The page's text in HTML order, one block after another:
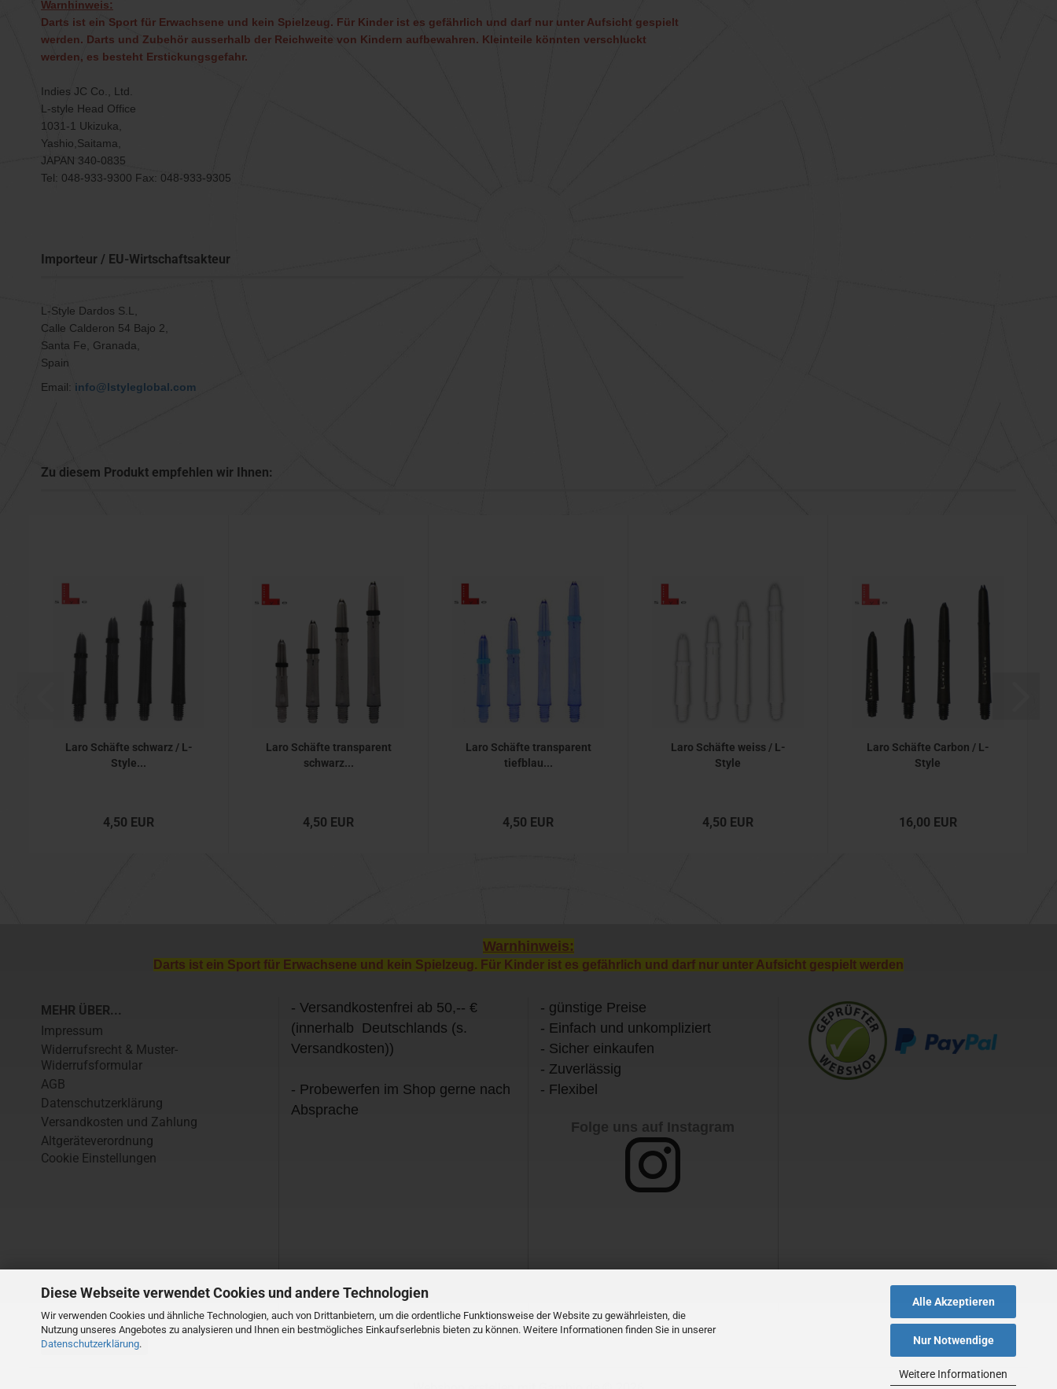
Diese Webseite verwendet Cookies und andere Technologien
Wir verwenden Cookies und ähnliche Technologien, auch von Drittanbietern, um die ordentliche Funktionsweise der Website zu gewährleisten, die
Nutzung unseres Angebotes zu analysieren und Ihnen ein bestmögliches Einkaufserlebnis bieten zu können. Weitere Informationen finden Sie in unserer
Datenschutzerklärung.
Alle Akzeptieren
Nur Notwendige
Weitere Informationen
Warnhinweis:
Darts ist ein Sport für Erwachsene und kein Spielzeug. Für Kinder ist es gefährlich und darf nur unter Aufsicht gespielt
werden. Darts und Zubehör ausserhalb der Reichweite von Kindern aufbewahren. Kleinteile könnten verschluckt
werden, es besteht Erstickungsgefahr.
Indies JC Co., Ltd.
L-style Head Office
1031-1 Ukizuka,
Yashio,Saitama,
JAPAN 340-0835
Tel: 048-933-9300 Fax: 048-933-9305
Importeur / EU-Wirtschaftsakteur
L-Style Dardos S.L,
Calle Calderon 54 Bajo 2,
Santa Fe, Granada,
Spain
Email: info@lstyleglobal.com
Zu diesem Produkt empfehlen wir Ihnen:
Laro Schäfte schwarz / L-
Style...
4,50 EUR
Laro Schäfte transparent
schwarz...
4,50 EUR
Laro Schäfte transparent
tiefblau...
4,50 EUR
Laro Schäfte weiss / L-
Style
4,50 EUR
Laro Schäfte Carbon / L-
Style
16,00 EUR
Warnhinweis:
Darts ist ein Sport für Erwachsene und kein Spielzeug. Für Kinder ist es gefährlich und darf nur unter Aufsicht gespielt werden
MEHR ÜBER...
Impressum
Widerrufsrecht & Muster-
Widerrufsformular
AGB
Datenschutzerklärung
Versandkosten und Zahlung
Altgeräteverordnung
Cookie Einstellungen
- Versandkostenfrei ab 50,-- €
(innerhalb Deutschlands (s.
Versandkosten))
- Probewerfen im Shop gerne nach
Absprache
- günstige Preise
- Einfach und unkompliziert
- Sicher einkaufen
- Zuverlässig
- Flexibel
Folge uns auf Instagram
Vertrag widerrufen